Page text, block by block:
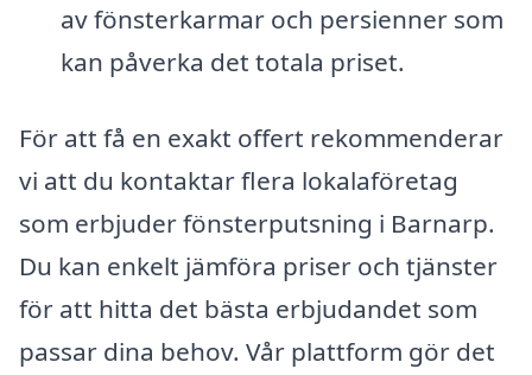
av fönsterkarmar och persienner som
kan påverka det totala priset.
För att få en exakt offert rekommenderar
vi att du kontaktar flera lokalaföretag
som erbjuder fönsterputsning i Barnarp.
Du kan enkelt jämföra priser och tjänster
för att hitta det bästa erbjudandet som
passar dina behov. Vår plattform gör det